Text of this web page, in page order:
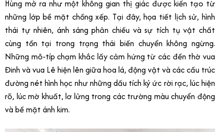
Hùng mở ra như một không gian thị giác được kiến tạo từ
những lớp bề mặt chồng xếp. Tại đây, họa tiết lịch sử, hình
thái tự nhiên, ánh sáng phản chiếu và sự tích tụ vật chất
cùng tồn tại trong trạng thái biến chuyển không ngừng.
Những mô-típ chạm khắc lấy cảm hứng từ các đền thờ vua
Đinh và vua Lê hiện lên giữa hoa lá, động vật và các cấu trúc
đường nét hình học như những dấu tích ký ức rời rạc, lúc hiện
rõ, lúc mờ khuất, lơ lửng trong các trường màu chuyển động
và bề mặt ánh kim.